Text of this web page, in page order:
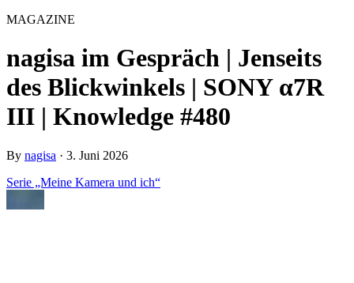
MAGAZINE
nagisa im Gespräch | Jenseits
des Blickwinkels | SONY α7R
III | Knowledge #480
By nagisa · 3. Juni 2026
Serie „Meine Kamera und ich“